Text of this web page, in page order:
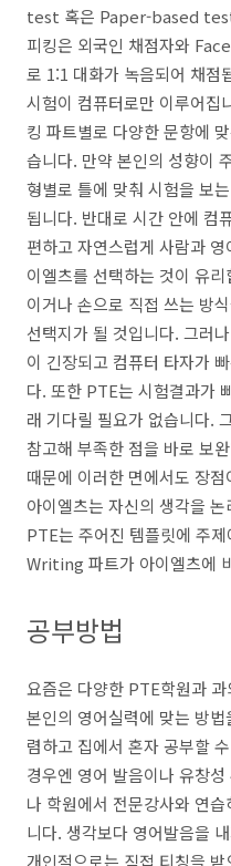
test 혹은 Paper-based test
피킹은 외국인 채점자와
로 1:1 대화가 녹음되어 채점
시험이 컴퓨터로만 이루어집
킹 파트별로 다양한 문항에
습니다. 만약 본인의 성향이
형별로 틀에 맞춰 시험을 보
됩니다. 반대로 시간 안에 컴
편하고 자연스럽게 사람과
이엘츠를 선택하는 것이 유
이거나 손으로 직접 쓰는 방
선택지가 될 것입니다. 그러
이 긴장되고 컴퓨터 타자가
다. 또한 PTE는 시험결과가
래 기다릴 필요가 없습니다.
참고해 부족한 점을 바로 보
때문에 이러한 면에서도 장
아이엘츠는 자신의 생각을
PTE는 주어진 템플릿에 주
Writing 파트가 아이엘츠에
공부방법
요즘은 다양한 PTE학원과
본인의 영어실력에 맞는 방
렴하고 집에서 혼자 공부할
경우엔 영어 발음이나 유창
나 학원에서 전문강사와 연
니다. 생각보다 영어발음을
개인적으로는 직접 티칭을